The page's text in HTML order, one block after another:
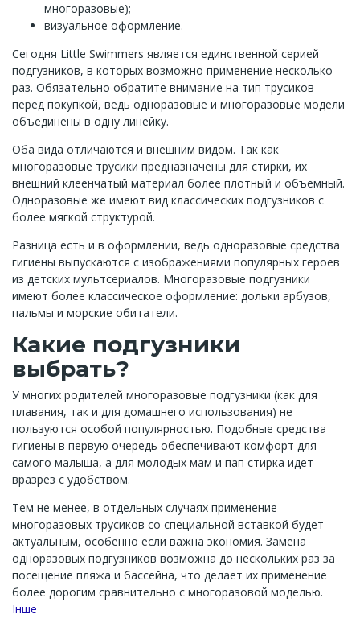
многоразовые);
визуальное оформление.
Сегодня Little Swimmers является единственной серией
подгузников, в которых возможно применение несколько
раз. Обязательно обратите внимание на тип трусиков
перед покупкой, ведь одноразовые и многоразовые модели
объединены в одну линейку.
Оба вида отличаются и внешним видом. Так как
многоразовые трусики предназначены для стирки, их
внешний клеенчатый материал более плотный и объемный.
Одноразовые же имеют вид классических подгузников с
более мягкой структурой.
Разница есть и в оформлении, ведь одноразовые средства
гигиены выпускаются с изображениями популярных героев
из детских мультсериалов. Многоразовые подгузники
имеют более классическое оформление: дольки арбузов,
пальмы и морские обитатели.
Какие подгузники
выбрать?
У многих родителей многоразовые подгузники (как для
плавания, так и для домашнего использования) не
пользуются особой популярностью. Подобные средства
гигиены в первую очередь обеспечивают комфорт для
самого малыша, а для молодых мам и пап стирка идет
вразрез с удобством.
Тем не менее, в отдельных случаях применение
многоразовых трусиков со специальной вставкой будет
актуальным, особенно если важна экономия. Замена
одноразовых подгузников возможна до нескольких раз за
посещение пляжа и бассейна, что делает их применение
более дорогим сравнительно с многоразовой моделью.
Channel
Інше